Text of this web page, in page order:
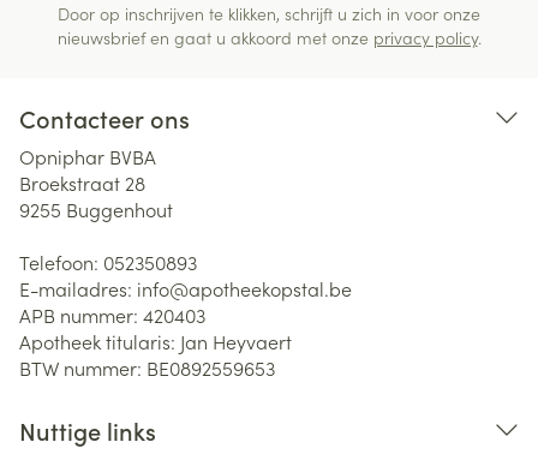
Door op inschrijven te klikken, schrijft u zich in voor onze
nieuwsbrief en gaat u akkoord met onze privacy policy.
Contacteer ons
Opniphar BVBA
Broekstraat 28
9255 Buggenhout
Telefoon: 052350893
E-mailadres: info@apotheekopstal.be
APB nummer: 420403
Apotheek titularis: Jan Heyvaert
BTW nummer: BE0892559653
Nuttige links